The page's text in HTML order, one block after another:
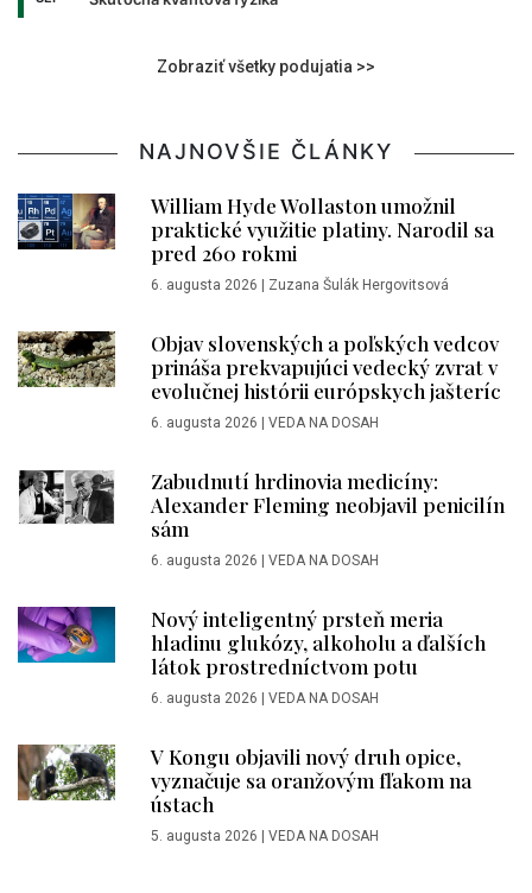
Zobraziť všetky podujatia >>
NAJNOVŠIE ČLÁNKY
William Hyde Wollaston umožnil
praktické využitie platiny. Narodil sa
pred 260 rokmi
6. augusta 2026 Zuzana Šulák Hergovitsová
Objav slovenských a poľských vedcov
prináša prekvapujúci vedecký zvrat v
evolučnej histórii európskych jašteríc
6. augusta 2026 VEDA NA DOSAH
Zabudnutí hrdinovia medicíny:
Alexander Fleming neobjavil penicilín
sám
6. augusta 2026 VEDA NA DOSAH
Nový inteligentný prsteň meria
hladinu glukózy, alkoholu a ďalších
látok prostredníctvom potu
6. augusta 2026 VEDA NA DOSAH
V Kongu objavili nový druh opice,
vyznačuje sa oranžovým fľakom na
ústach
5. augusta 2026 VEDA NA DOSAH